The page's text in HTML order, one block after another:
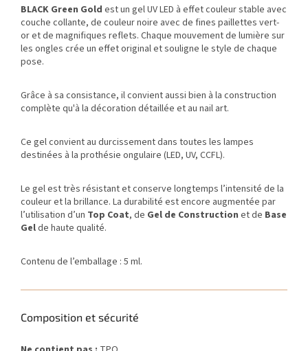
BLACK Green Gold est un gel UV LED à effet couleur stable avec
couche collante, de couleur noire avec de fines paillettes vert-
or et de magnifiques reflets. Chaque mouvement de lumière sur
les ongles crée un effet original et souligne le style de chaque
pose.
Grâce à sa consistance, il convient aussi bien à la construction
complète qu'à la décoration détaillée et au nail art.
Ce gel convient au durcissement dans toutes les lampes
destinées à la prothésie ongulaire (LED, UV, CCFL).
Le gel est très résistant et conserve longtemps l’intensité de la
couleur et la brillance. La durabilité est encore augmentée par
l’utilisation d’un Top Coat, de Gel de Construction et de Base
Gelde haute qualité.
Contenu de l’emballage : 5 ml.
Composition et sécurité